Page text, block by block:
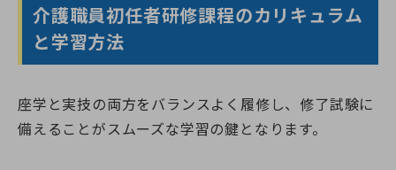
介護職員初任者研修課程のカリキュラム
と学習方法
座学と実技の両方をバランスよく履修し、修了試験に
備えることがスムーズな学習の鍵となります。